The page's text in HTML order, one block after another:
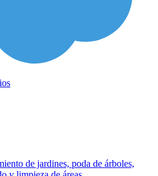
de jardines, poda de árboles,